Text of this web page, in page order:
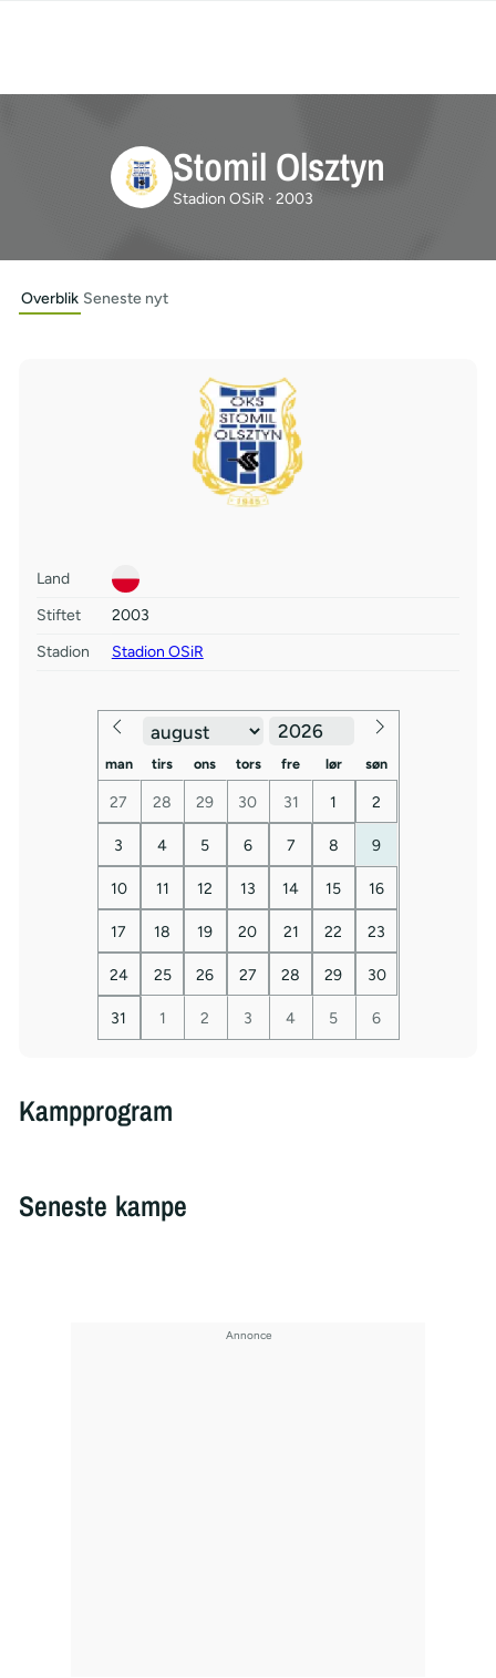
Stomil Olsztyn
Stadion OSiR · 2003
Overblik Seneste nyt
Land
Stiftet
2003
Stadion
Stadion OSiR
man tirs ons tors fre lør søn
27 28 29 30 31 1 2
3 4 5 6 7 8 9
10 11 12 13 14 15 16
17 18 19 20 21 22 23
24 25 26 27 28 29 30
31 1 2 3 4 5 6
Kampprogram
Seneste kampe